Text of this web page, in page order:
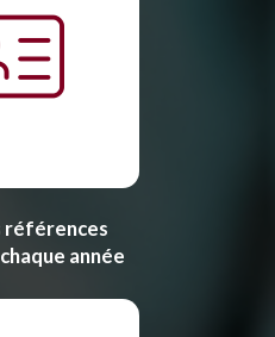
références
année